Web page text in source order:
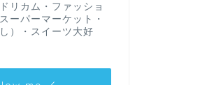
リカム・ファッショ
ーパーマーケット・
）・スイーツ大好